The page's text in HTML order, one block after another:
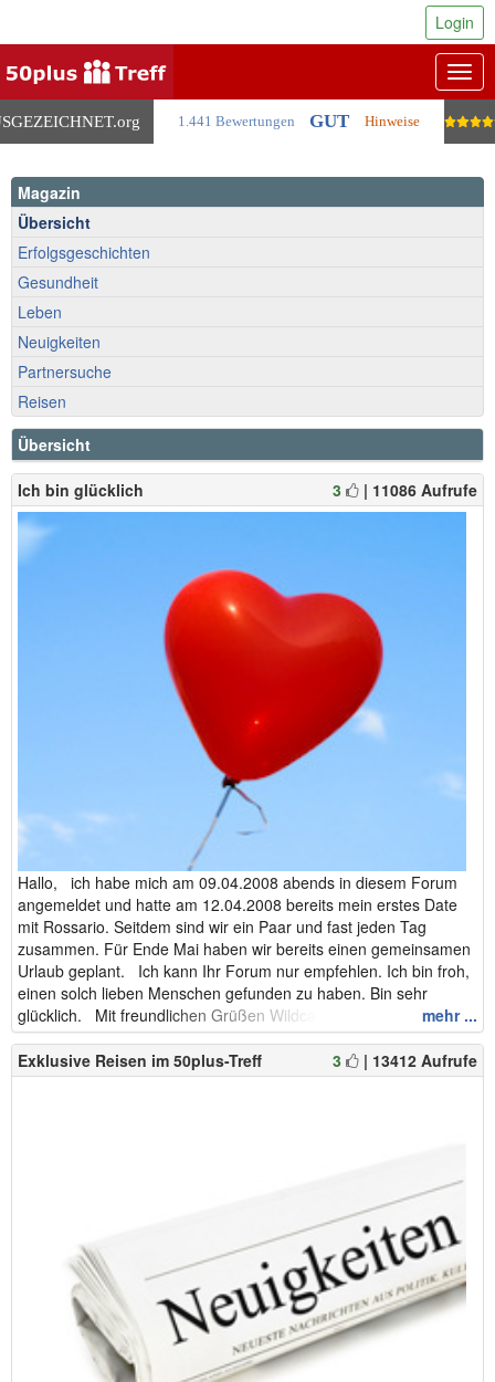
.org 1.441 Bewertungen GUT Hinweise
Login
Magazin
Übersicht
Erfolgsgeschichten
Gesundheit
Leben
Neuigkeiten
Partnersuche
Reisen
Übersicht
Ich bin glücklich 3 | 11086 Aufrufe
Hallo, ich habe mich am 09.04.2008 abends in diesem Forum
angemeldet und hatte am 12.04.2008 bereits mein erstes Date
mit Rossario. Seitdem sind wir ein Paar und fast jeden Tag
zusammen. Für Ende Mai haben wir bereits einen gemeinsamen
Urlaub geplant. Ich kann Ihr Forum nur empfehlen. Ich bin froh,
einen solch lieben Menschen gefunden zu haben. Bin sehr
glücklich. Mit freundlichen Grüßen Wildcat55...
mehr ...
Exklusive Reisen im 50plus-Treff 3 | 13412 Aufrufe